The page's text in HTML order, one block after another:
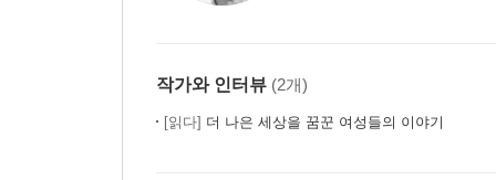
작가와 인터뷰 (2개)
[읽다] 더 나은 세상을 꿈꾼 여성들의 이야기